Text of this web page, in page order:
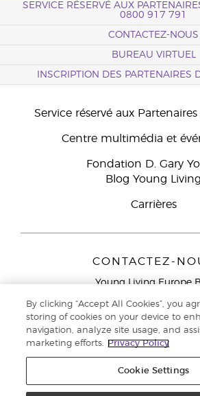
SERVICE RÉSERVÉ AUX
0800 917 791
CONTACTEZ-NOUS
BUREAU VIRTUEL
INSCRIPTION DES PARTENAIRES
Service réservé aux
Centre multimédia et
Fondation D. Gary
Blog Young Living
Carrières
CONTACTEZ-
Young Living Europe
9727 AJ Groningen
Service réservé aux Partenaires de la
791
By clicking “Accept All Cookies”, you
storing of cookies on your device to
navigation, analyze site usage, and
marketing efforts.
Privacy Policy
Cookie Settings